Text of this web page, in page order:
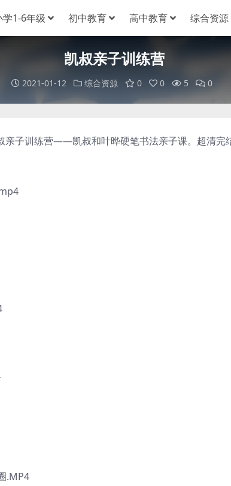
学1-6年级 初中教育 高中教育 综合资源
凯叔亲子训练营
2021-01-12 综合资源 0 0 5 0
子训练营——凯叔和叶晔硬笔书法亲子课。超清完
.MP4